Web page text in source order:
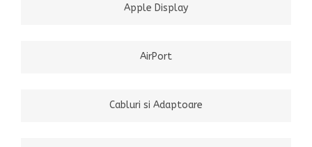
Apple Display
AirPort
Cabluri si Adaptoare